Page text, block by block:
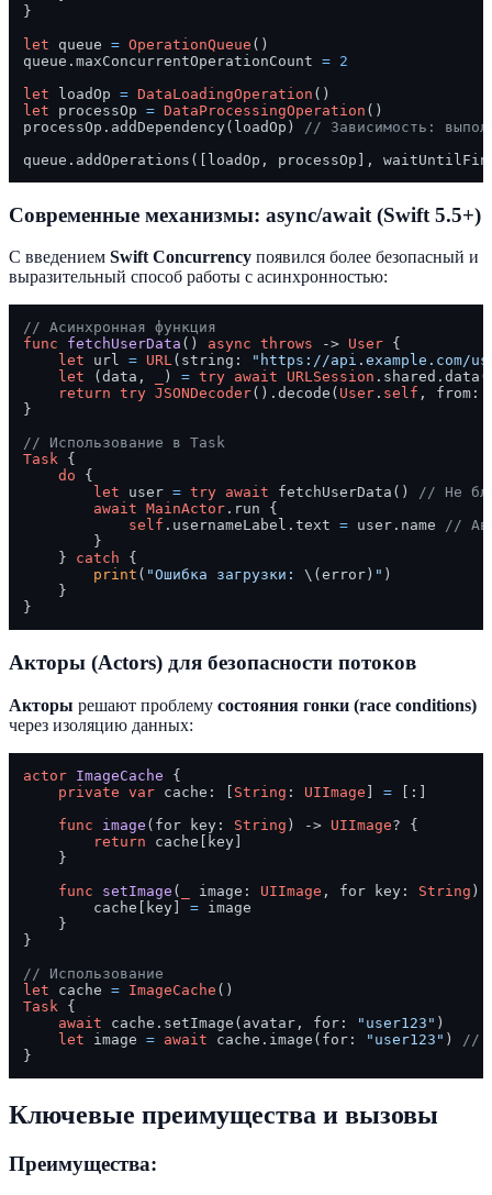
}
let queue = OperationQueue ()
queue.maxConcurrentOperationCount = 2
let loadOp = DataLoadingOperation
let processOp = DataProcessingOperation ()
processOp.addDependency(loadOp)
// Зависимость:
queue.addOperations([loadOp, processOp],
Современные механизмы: async/await (Swift 5.5+)
С введением Swift Concurrency появился более безопасный и
выразительный способ работы с асинхронностью:
// Асинхронная функция
func
fetchUserData () async throws -> User {
let url = URL(string:
"https://api.example.com/
let (data, ) = try await URLSession
return try JSONDecoder().decode( User . self , from:
}
// Использование в Task
Task {
do {
let user = try await fetchUserData() // Не
await MainActor .run {
self .usernameLabel.text = user.name //
        }
    }
catch {
print ( "Ошибка загрузки: \(error) " )
    }
Акторы (Actors) для безопасности потоков
Акторы решают проблему состояния гонки (race conditions)
через изоляцию данных:
actor ImageCache {
private var cache: [ String : UIImage = [:]
func
image ( for key : String ) -> UIImage? {
return cache[key]
    }
func
setImage ( image : UIImage , for key : String )
        cache[key]
= image
    }
}
// Использование
let cache = ImageCache
Task {
await cache.setImage(avatar, for: "user123" )
let image = await cache.image(for: "user123" )
//
Ключевые преимущества и вызовы
Преимущества: